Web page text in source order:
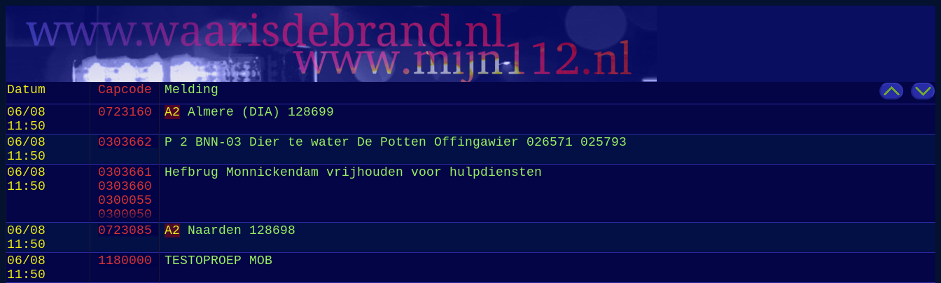
Datum Capcode
Melding
06/08
11:50
0723160 A2 Almere (DIA) 128699
06/08
11:50
0303662 P 2 BNN-03 Dier te water De Potten Offingawier 026571 025793
06/08
11:50
0303661
0303660
0300055
0300050
2029572
Hefbrug Monnickendam vrijhouden voor hulpdiensten
06/08
11:50
0723085 A2 Naarden 128698
06/08
11:50
1180000 TESTOPROEP MOB